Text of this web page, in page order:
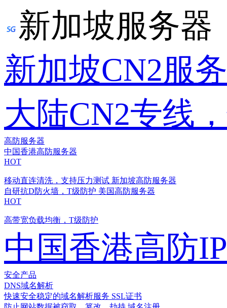
新加坡服务器
新加坡CN2服
大陆CN2专线
高防服务器
中国香港高防服务器
HOT
移动直连清洗，支持压力测试 新加坡高防服务器
自研抗D防火墙，T级防护 美国高防服务器
HOT
高带宽负载均衡，T级防护
中国香港高防IP
安全产品
DNS域名解析
快速安全稳定的域名解析服务 SSL证书